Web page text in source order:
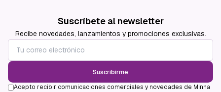
Suscríbete al newsletter
Recibe novedades, lanzamientos y promociones exclusivas.
Suscribirme
Acepto recibir comunicaciones comerciales y novedades de Minna